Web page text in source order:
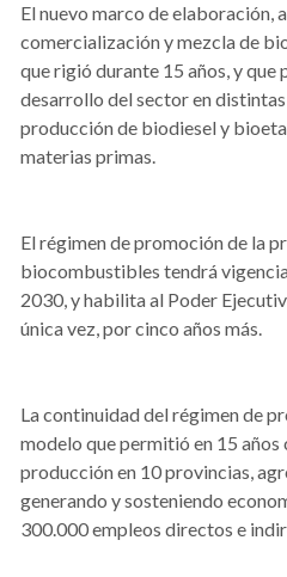
El nuevo marco de elaboración,
comercialización y mezcla de
que rigió durante 15 años, y que
desarrollo del sector en
producción de biodiesel y
materias primas.
El régimen de promoción de la
biocombustibles tendrá
2030, y habilita al Poder
única vez, por cinco años más.
La continuidad del régimen de
modelo que permitió en 15
producción en 10 provincias,
generando y sosteniendo
300.000 empleos directos e